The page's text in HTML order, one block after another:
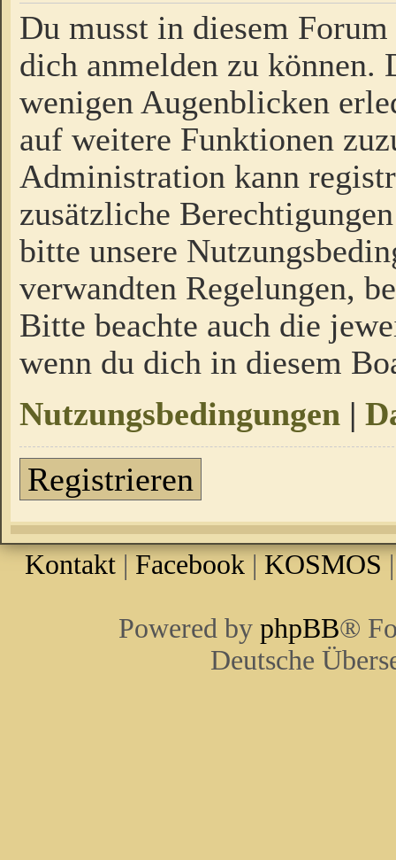
Du musst in diesem
dich anmelden zu
wenigen Augenblicken
auf weitere Funktionen
Administration kann
zusätzliche
bitte unsere
verwandten Regelungen,
Bitte beachte auch die
wenn du dich in diesem
Nutzungsbedingungen |
Registrieren
Kontakt | Facebook | KOSMOS
Powered by phpBB®
Deutsche